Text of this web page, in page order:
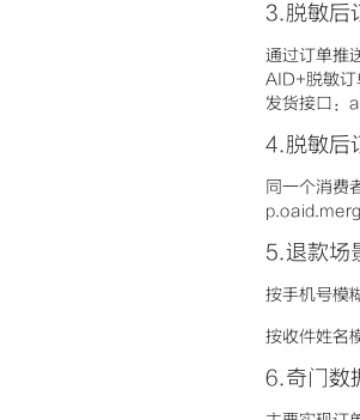
3.脱敏后
通过订单
AID+脱敏
发货接口
4.脱敏后
同一个消费
5.退款场
按手机号模
按收件姓名
6.奇门数